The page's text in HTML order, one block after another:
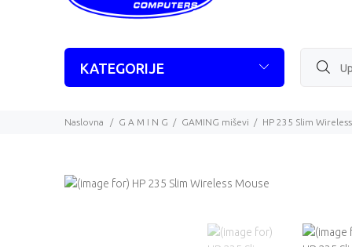
KATEGORIJE
Naslovna G A M I N G GAMING miševi HP 235 Slim